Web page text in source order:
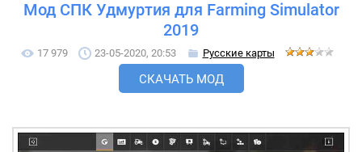
Мод СПК Удмуртия для Farming Simulator
2019
17 979 23-05-2020, 20:53 Русские карты
СКАЧАТЬ МОД